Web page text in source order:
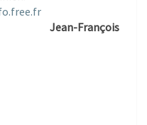
Jean-François